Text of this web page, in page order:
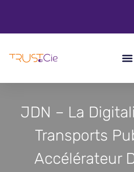
JDN – La
Transports
Accélérateur